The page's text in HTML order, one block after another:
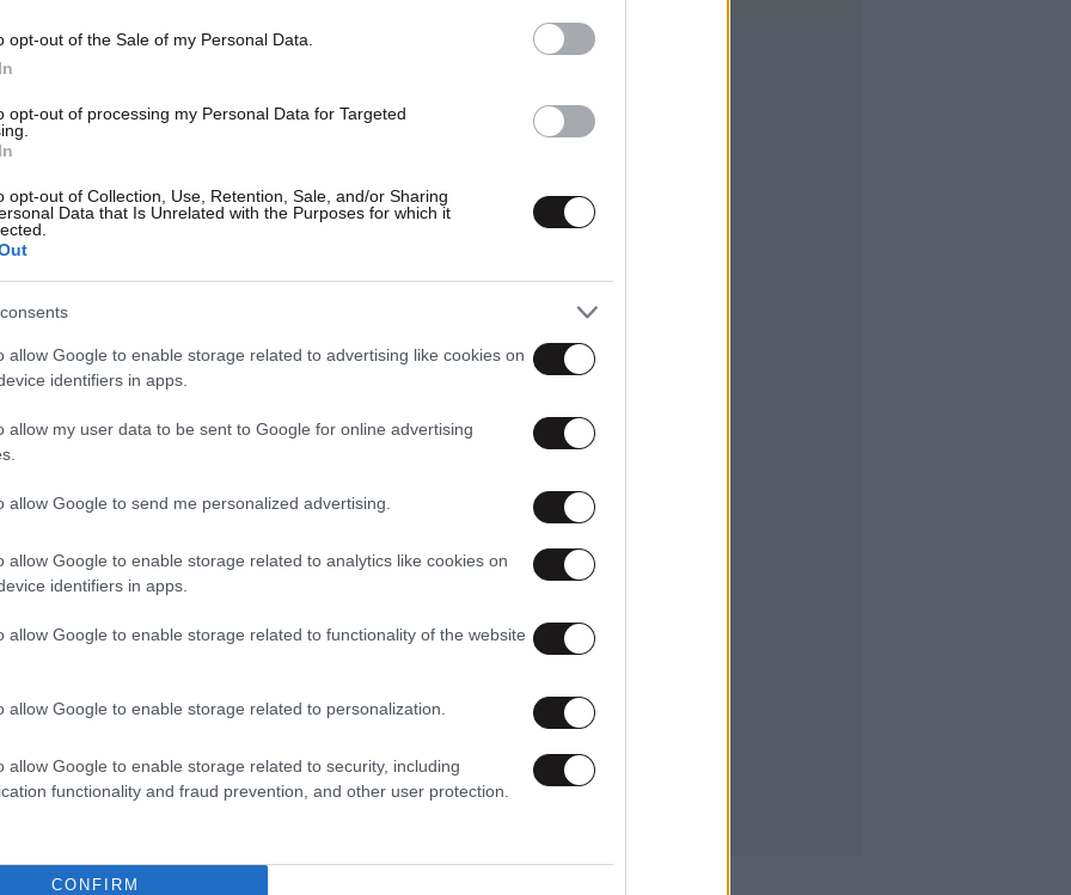
opt-out of the Sale of my Personal Data.
opt-out of processing my Personal Data for Targeted
opt-out of Collection, Use, Retention, Sale, and/or Sharing
Data that Is Unrelated with the Purposes for which it
allow Google to enable storage related to advertising like cookies on
identifiers in apps.
allow my user data to be sent to Google for online advertising
allow Google to send me personalized advertising.
allow Google to enable storage related to analytics like cookies on
identifiers in apps.
allow Google to enable storage related to functionality of the website
allow Google to enable storage related to personalization.
allow Google to enable storage related to security, including
functionality and fraud prevention, and other user protection.
CONFIRM
μπλε μπλούζα, μπλε καπέλο, γκρι κοντό
σακίδιο πλάτης.
παρακαλείται να επικοινωνήσει
όλο το 24ωρο, στην «Εθνική Γραμμή
1017», σε όλα τα Αστυνομικά Τμήματα της
Missing Alert app οπού υπάρχει ζωντανή
να την κατεβάσετε για Android κινητά